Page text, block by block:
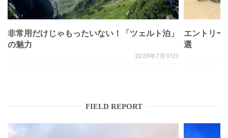
非常用だけじゃもったいない！「ツェルト泊」
の魅力
2026年7月31日
エントリー
選
FIELD REPORT